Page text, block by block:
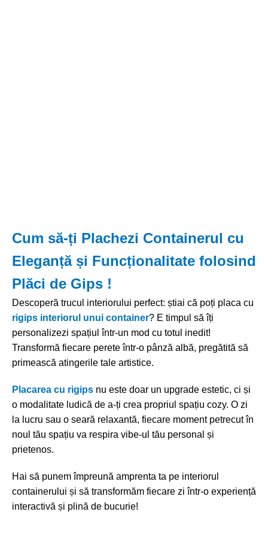
Cum să-ți Plachezi Containerul cu
Eleganță și Funcționalitate folosind
Plăci de Gips !
Descoperă trucul interiorului perfect: știai că poți placa cu
rigips interiorul unui container? E timpul să îți
personalizezi spațiul într-un mod cu totul inedit!
Transformă fiecare perete într-o pânză albă, pregătită să
primească atingerile tale artistice.
Placarea cu rigips nu este doar un upgrade estetic, ci și
o modalitate ludică de a-ți crea propriul spațiu cozy. O zi
la lucru sau o seară relaxantă, fiecare moment petrecut în
noul tău spațiu va respira vibe-ul tău personal și
prietenos.
Hai să punem împreună amprenta ta pe interiorul
containerului și să transformăm fiecare zi într-o experiență
interactivă și plină de bucurie!